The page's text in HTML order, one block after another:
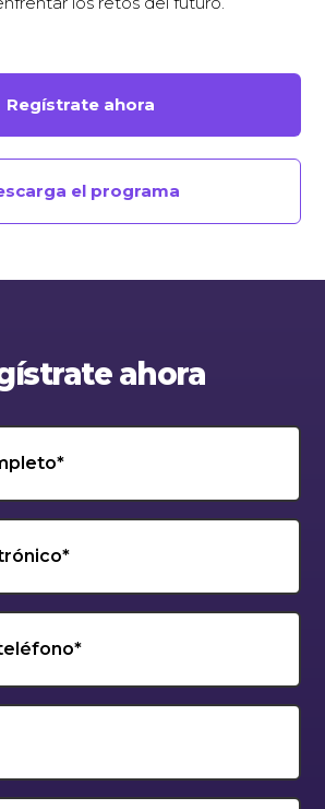
Regístrate ahora
el programa
ahora